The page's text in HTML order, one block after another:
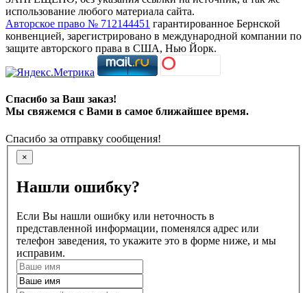
использование любого материала сайта.
Авторское право № 712144451 гарантированное Бернской
конвенцией, зарегистрировано в международной компании по
защите авторского права в США, Нью Йорк.
Спасибо за Ваш заказ!
Мы свяжемся с Вами в самое ближайшее время.
Спасибо за отправку сообщения!
×
Нашли ошибку?
Если Вы нашли ошибку или неточность в
представленной информации, поменялся адрес или
телефон заведения, то укажите это в форме ниже, и мы
исправим.